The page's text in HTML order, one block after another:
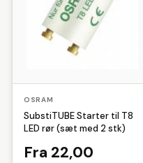
OSRAM
SubstiTUBE Starter til T8
LED rør (sæt med 2 stk)
Fra 22,00